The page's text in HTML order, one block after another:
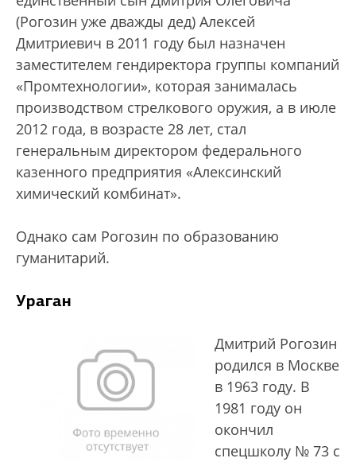
(Рогозин уже дважды дед) Алексей
Дмитриевич в 2011 году был назначен
заместителем гендиректора группы компаний
«Промтехнологии», которая занималась
производством стрелкового оружия, а в июле
2012 года, в возрасте 28 лет, стал
генеральным директором федерального
казенного предприятия «Алексинский
химический комбинат».
Однако сам Рогозин по образованию
гуманитарий.
Ураган
Дмитрий Рогозин
родился в Москве
в 1963 году. В
1981 году он
окончил
спецшколу № 73 с